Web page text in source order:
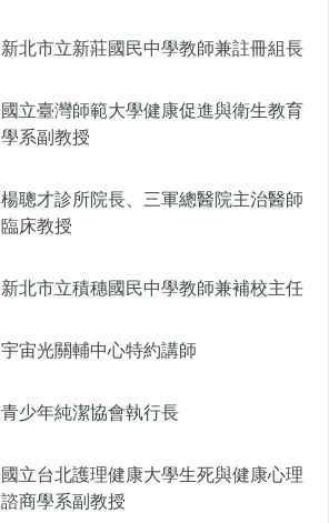
新北市立新莊國民中學教師兼註冊組長
國立臺灣師範大學健康促進與衛生教育
學系副教授
楊聰才診所院長、三軍總醫院主治醫師
臨床教授
新北市立積穗國民中學教師兼補校主任
宇宙光關輔中心特約講師
青少年純潔協會執行長
國立台北護理健康大學生死與健康心理
諮商學系副教授